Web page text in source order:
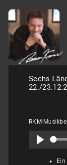
Zum
Inhalt
springen
Sechs
22./
RKM-